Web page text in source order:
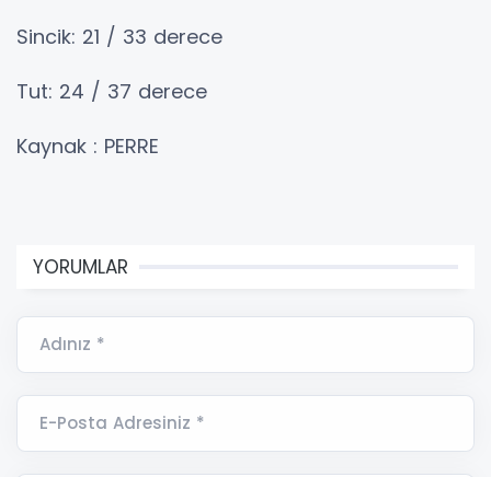
Sincik: 21 / 33 derece
Tut: 24 / 37 derece
Kaynak : PERRE
YORUMLAR
Adınız *
E-Posta Adresiniz *